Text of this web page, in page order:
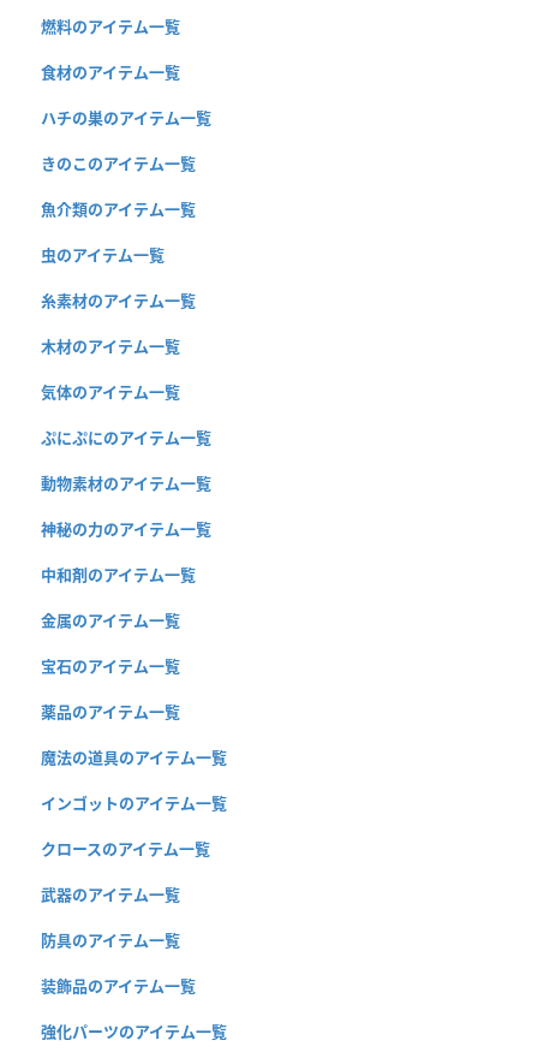
燃料のアイテム一覧
食材のアイテム一覧
ハチの巣のアイテム一覧
きのこのアイテム一覧
魚介類のアイテム一覧
虫のアイテム一覧
糸素材のアイテム一覧
木材のアイテム一覧
気体のアイテム一覧
ぷにぷにのアイテム一覧
動物素材のアイテム一覧
神秘の力のアイテム一覧
中和剤のアイテム一覧
金属のアイテム一覧
宝石のアイテム一覧
薬品のアイテム一覧
魔法の道具のアイテム一覧
インゴットのアイテム一覧
クロースのアイテム一覧
武器のアイテム一覧
防具のアイテム一覧
装飾品のアイテム一覧
強化パーツのアイテム一覧